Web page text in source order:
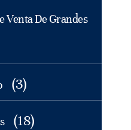
Venta De Grandes
(3)
(18)